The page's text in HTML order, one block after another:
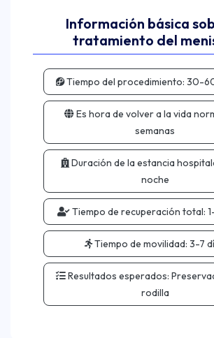
Información básica
tratamiento del
Tiempo del procedimiento: 30-
Es hora de volver a la vida
semanas
Duración de la estancia
noche
Tiempo de recuperación total:
Tiempo de movilidad: 3-7
Resultados esperados:
rodilla